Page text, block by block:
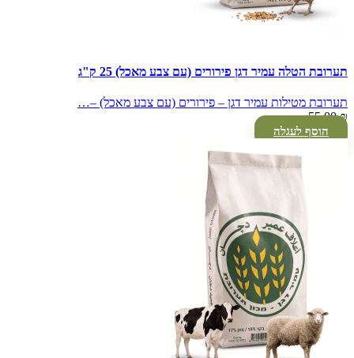
תערובת הטלה עמיר דגן פירורים (עם צבע מאכל) 25 ק"ג
תערובת מטילות עמיר דגן – פירורים (עם צבע מאכל) –…
55.00₪
הוסף לעגלה